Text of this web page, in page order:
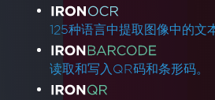
125种语言中提取图像中的文
读取和写入QR码和条形码。